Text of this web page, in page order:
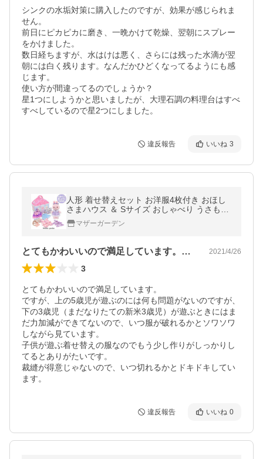
シンクの水垢対策に購入したのですが、効果が感じられま
せん。
前日にピカピカに磨き、一晩かけて乾燥、翌朝にスプレー
をかけました。
数日経ちますが、水はけは悪く、さらには残った水滴が翌
朝には白く残ります。なんだかひどくなってるようにも感
じます。
使い方が間違ってるのでしょうか？
星1つにしようかと思いましたが、大理石調の料理台はすべ
すべしているので星2つにしました。
違反報告 いいね 3
人形 着せ替えセット お洋服4枚付き おほし
さまハウス ＆ Sサイズ おしゃべり うさもも
ちゃん 2アイテムセット ぬいぐるみ きせか
えセット 人形遊び
マザーガーデン
とてもかわいいので満足しています。です… 2021/4/26
3
とてもかわいいので満足しています。
ですが、上の5歳児が遊ぶのには何も問題がないのですが、
下の3歳児（まだなりたての新米3歳児）が遊ぶときにはま
だ力加減ができてないので、いつ服が破れるかとソワソワ
しながら見ています。
子供が遊ぶ着せ替えの服なのでもう少し作りがしっかりし
てるとありがたいです。
裁縫が得意じゃないので、いつ切れるかとドキドキしてい
ます。
違反報告 いいね 0